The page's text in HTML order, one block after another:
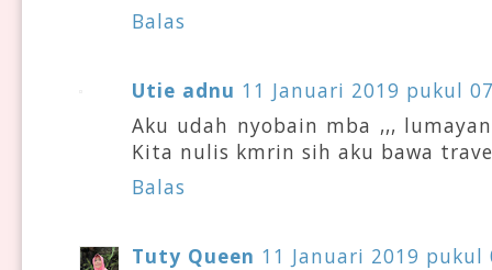
Balas
Utie adnu 11 Januari 2019 pukul
Aku udah nyobain mba ,,,
Kita nulis kmrin sih aku bawa
Balas
Tuty Queen 11 Januari 2019 pukul